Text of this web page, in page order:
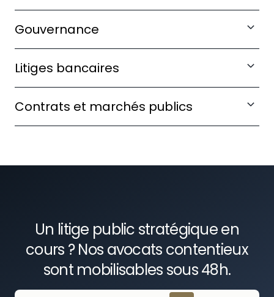
procédures publiques.
En savoir plus
défavorables et obtenir réparation des
préjudices subis.
En savoir plus
Gouvernance
prévenir les contentieux liés aux actes de
gestion.
En savoir plus
Litiges bancaires
financiers et autorités de régulation.
Contrats et marchés publics
Un litige public stratégique en
cours ? Nos avocats contentieux
sont mobilisables sous 48h.